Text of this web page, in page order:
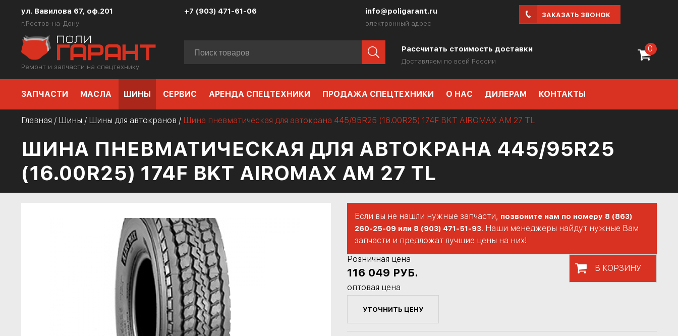
ул. Вавилова 67, оф.201
г.Ростов-на-Дону
+7 (903) 471-61-06 info@poligarant.ru
электронный адрес
ЗАКАЗАТЬ ЗВОНОК
Ремонт и запчасти на спецтехнику
Рассчитать стоимость доставки
Доставляем по всей России
0
ЗАПЧАСТИ МАСЛА ШИНЫ СЕРВИС АРЕНДА СПЕЦТЕХНИКИ ПРОДАЖА СПЕЦТЕХНИКИ О НАС ДИЛЕРАМ КОНТАКТЫ
Главная / Шины / Шины для автокранов / Шина пневматическая для автокрана 445/95R25 (16.00R25) 174F BKT AIROMAX AM 27 TL
ШИНА ПНЕВМАТИЧЕСКАЯ ДЛЯ АВТОКРАНА 445/95R25
(16.00R25) 174F BKT AIROMAX AM 27 TL
Если вы не нашли нужные запчасти, позвоните нам по номеру 8 (863)
260-25-09 или 8 (903) 471-51-93. Наши менеджеры найдут нужные Вам
запчасти и предложат лучшие цены на них!
Розничная цена
116 049 РУБ.
В КОРЗИНУ
оптовая цена
УТОЧНИТЬ ЦЕНУ